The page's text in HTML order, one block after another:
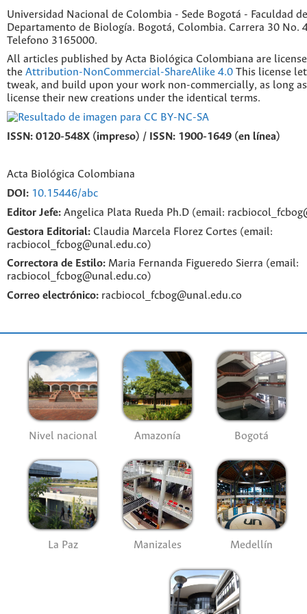
Universidad Nacional de Colombia - Sede Bogotá - Faculdad
Departamento de Biología. Bogotá, Colombia. Carrera 30 No.
Telefono 3165000.
All articles published by Acta Biológica Colombiana are
the Attribution-NonCommercial-ShareAlike 4.0 This license
tweak, and build upon your work non-commercially, as long
license their new creations under the identical terms.
ISSN: 0120-548X (impreso) / ISSN: 1900-1649 (en línea)
Acta Biológica Colombiana
DOI: 10.15446/abc
Editor Jefe: Angelica Plata Rueda Ph.D (email:
Gestora Editorial: Claudia Marcela Florez Cortes (email:
racbiocol_fcbog@unal.edu.co)
Correctora de Estilo: Maria Fernanda Figueredo Sierra (email:
racbiocol_fcbog@unal.edu.co)
Correo electrónico: racbiocol_fcbog@unal.edu.co
Nivel nacional Amazonía Bogotá
La Paz Manizales Medellín